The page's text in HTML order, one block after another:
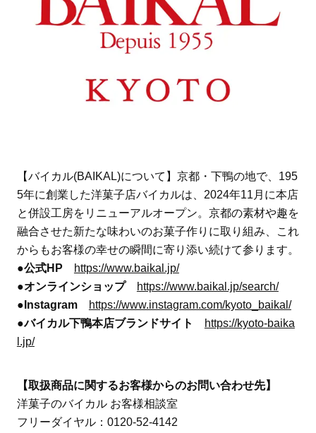
【バイカル(BAIKAL)について】京都・下鴨の地で、195
5年に創業した洋菓子店バイカルは、2024年11月に本店
と併設工房をリニューアルオープン。京都の素材や趣を
融合させた新たな味わいのお菓子作りに取り組み、これ
からもお客様の幸せの瞬間に寄り添い続けて参ります。
●公式HP
https://www.baikal.jp/
●オンラインショップ
https://www.baikal.jp/search/
●Instagram
https://www.instagram.com/kyoto_baikal/
●バイカル下鴨本店ブランドサイト
https://kyoto-baika
l.jp/
【取扱商品に関するお客様からのお問い合わせ先】
洋菓子のバイカル お客様相談室
フリーダイヤル：0120-52-4142